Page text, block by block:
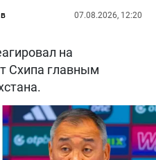
07.08.2026, 12:20
на
Схипа главным